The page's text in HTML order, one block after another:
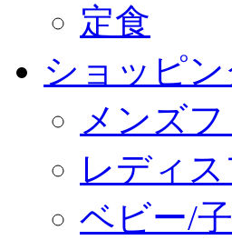
定食
ショッピ
メンズ
レディ
ベビー/